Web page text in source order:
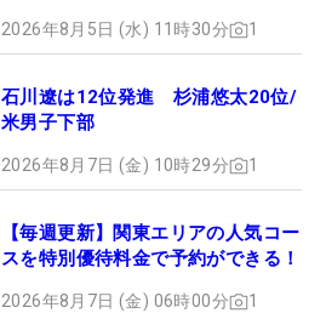
2026年8月5日 (水) 11時30分 1
石川遼は12位発進 杉浦悠太20位/
米男子下部
2026年8月7日 (金) 10時29分 1
【毎週更新】関東エリアの人気コー
スを特別優待料金で予約ができる！
2026年8月7日 (金) 06時00分 1